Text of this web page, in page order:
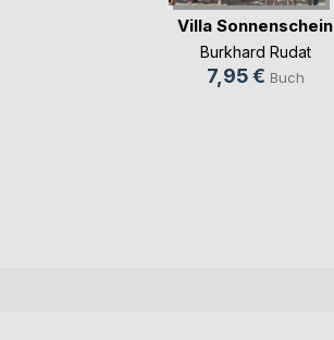
Villa Sonnenschein
Burkhard Rudat
7,95 € Buch